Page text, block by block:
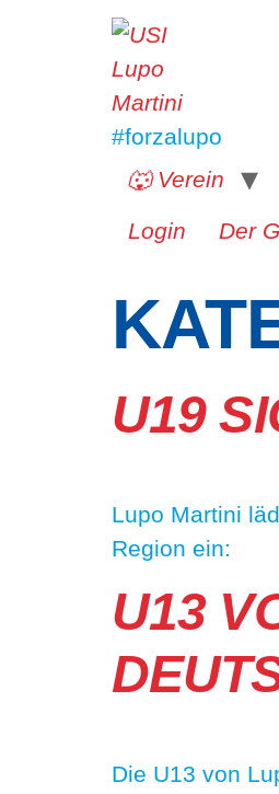
#forzalupo
🐺 Verein
Login Der
U19
Lupo Martini
Region ein:
U13
Die U13 von